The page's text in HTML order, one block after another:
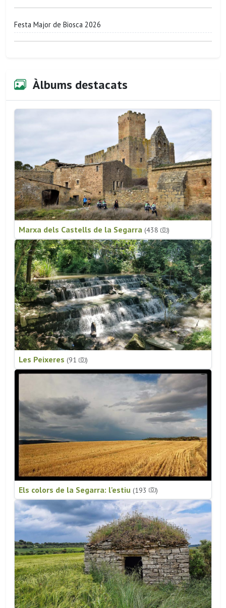
Festa Major de Biosca 2026
Àlbums destacats
Marxa dels Castells de la Segarra (438 )
Les Peixeres (91 )
Els colors de la Segarra: l'estiu (193 )